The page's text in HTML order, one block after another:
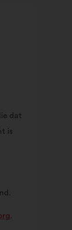
dat
is
.